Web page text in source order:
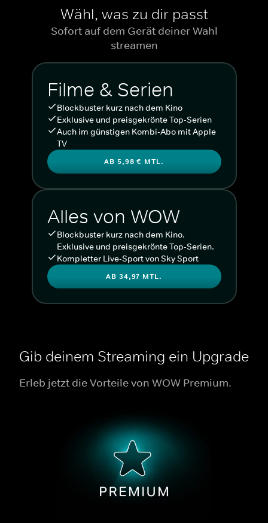
Wähl, was zu dir passt
Sofort auf dem Gerät deiner Wahl
streamen
Filme & Serien
Blockbuster kurz nach dem Kino
Exklusive und preisgekrönte Top-Serien
Auch im günstigen Kombi-Abo mit Apple
TV
AB 5,98 € MTL.
Alles von WOW
Blockbuster kurz nach dem Kino.
Exklusive und preisgekrönte Top-Serien.
Kompletter Live-Sport von Sky Sport
AB 34,97 MTL.
Gib deinem Streaming ein Upgrade
Erleb jetzt die Vorteile von WOW Premium.